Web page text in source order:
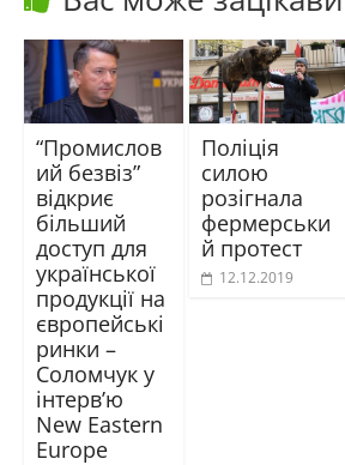
“Промислов
ий безвіз”
відкриє
більший
доступ для
української
продукції на
європейські
ринки –
Соломчук у
інтерв’ю
New Eastern
Europe
Поліція
силою
розігнала
фермерськи
й протест
12.12.2019